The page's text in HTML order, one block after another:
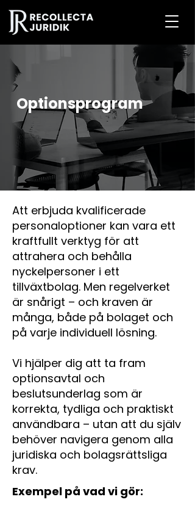
Optionsprogram
Att erbjuda kvalificerade
personaloptioner kan vara ett
kraftfullt verktyg för att
attrahera och behålla
nyckelpersoner i ett
tillväxtbolag. Men regelverket
är snårigt – och kraven är
många, både på bolaget och
på varje individuell lösning.
Vi hjälper dig att ta fram
optionsavtal och
beslutsunderlag som är
korrekta, tydliga och praktiskt
användbara – utan att du själv
behöver navigera genom alla
juridiska och bolagsrättsliga
krav.
Exempel på vad vi gör: